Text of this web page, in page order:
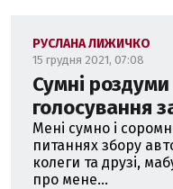
РУСЛАНА ЛИЖИЧКО
15 грудня 2021, 07:08
Сумні
голосування
Мені сумно і
питаннях збору
колеги та друзі,
про мене...